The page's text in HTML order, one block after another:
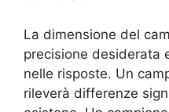
La dimensione del
precisione desiderata
nelle risposte. Un
rileverà differenze